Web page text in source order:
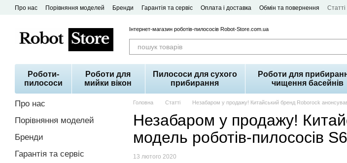
Перейти до основного контенту
Про нас Порівняння моделей Бренди Гарантія та сервіс Оплата і доставка Обмін та повернення Статті
Інтернет-магазин роботів-пилососів Robot-Store.com.ua
Роботи-
пилососи
Роботи для
мийки вікон
Пилососи для сухого
прибирання
Роботи для
чищення басейнів
Головна Статті Незабаром у продажу! Китайський бренд Roborock
Незабаром у продажу!
модель роботів-пилососів
13 лютого 2020
Про нас
Порівняння моделей
Бренди
Гарантія та сервіс